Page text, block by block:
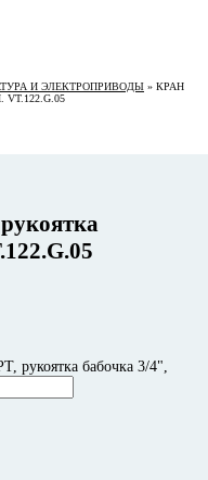
И ЭЛЕКТРОПРИВОДЫ » КРАН
рукоятка бабочка 3/4",